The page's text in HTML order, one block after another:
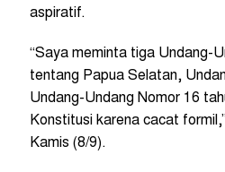
aspiratif.
“Saya meminta tiga Undang-
tentang Papua Selatan,
Undang-Undang Nomor 16
Konstitusi karena cacat
Kamis (8/9).